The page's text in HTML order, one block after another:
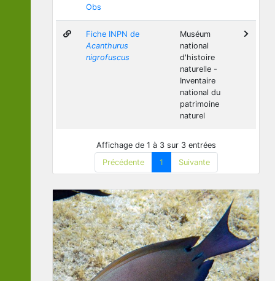
Obs
Fiche INPN de
Acanthurus
nigrofuscus
Muséum
national
d'histoire
naturelle -
Inventaire
national du
patrimoine
naturel
Affichage de 1 à 3 sur 3 entrées
Précédente
1 Suivante